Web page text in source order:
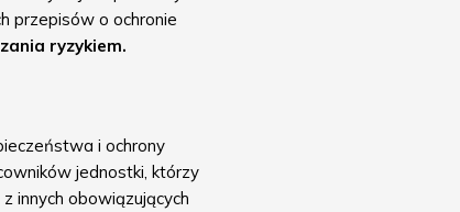
przepisów o ochronie
ryzykiem.
i ochrony
jednostki, którzy
innych obowiązujących